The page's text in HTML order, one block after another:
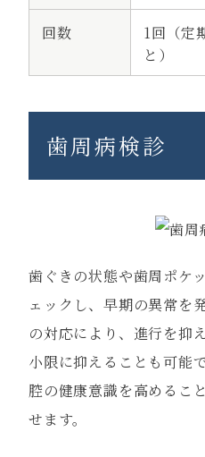
回数
1回（定
と）
歯周病検診
歯ぐきの状態や歯周ポケ
ェックし、早期の異常を
の対応により、進行を抑
小限に抑えることも可能
腔の健康意識を高めるこ
せます。